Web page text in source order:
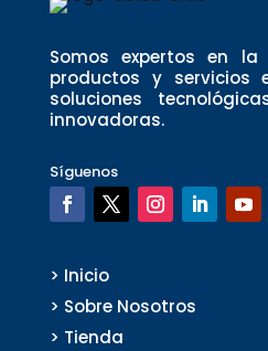
Somos expertos en
productos y servicios
soluciones
innovadoras.
Síguenos
> Inicio
> Sobre Nosotros
> Tienda